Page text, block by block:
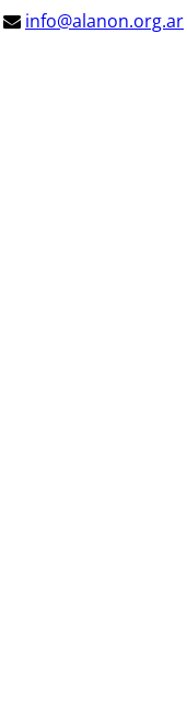
info@alanon.org.ar